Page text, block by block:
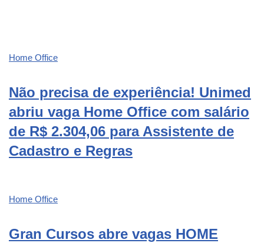
Home Office
Não precisa de experiência! Unimed
abriu vaga Home Office com salário
de R$ 2.304,06 para Assistente de
Cadastro e Regras
Home Office
Gran Cursos abre vagas HOME